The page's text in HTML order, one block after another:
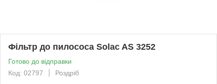
Фільтр до пилососа Solac AS 3252
Готово до відправки
Код: 02797
Роздріб